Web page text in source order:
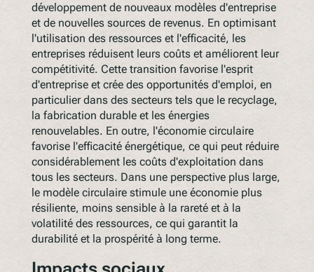
développement de nouveaux modèles d'entreprise
et de nouvelles sources de revenus. En optimisant
l'utilisation des ressources et l'efficacité, les
entreprises réduisent leurs coûts et améliorent leur
compétitivité. Cette transition favorise l'esprit
d'entreprise et crée des opportunités d'emploi, en
particulier dans des secteurs tels que le recyclage,
la fabrication durable et les énergies
renouvelables. En outre, l'économie circulaire
favorise l'efficacité énergétique, ce qui peut réduire
considérablement les coûts d'exploitation dans
tous les secteurs. Dans une perspective plus large,
le modèle circulaire stimule une économie plus
résiliente, moins sensible à la rareté et à la
volatilité des ressources, ce qui garantit la
durabilité et la prospérité à long terme.